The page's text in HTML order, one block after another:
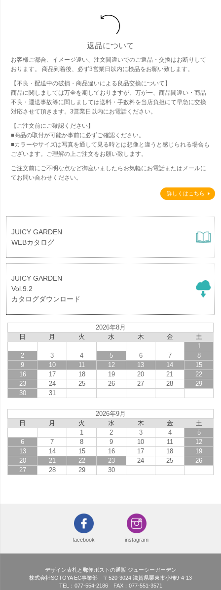
返品について
お客様ご都合、イメージ違い、注文間違いでのご返品・交換はお断りして
おります。 商品到着後、必ず3営業日以内に検品をお願い致します。
【不良・配送中の破損・商品違いによる良品交換について】
商品に関しましては万全を期しておりますが、万が一、商品間違い・商品
不良・運送事故等に関しましては送料・手数料を当店負担にて早急に交換
対応させて頂きます。3営業日以内にお電話ください。
【ご注文前にご確認ください】
■商品の取付が可能か事前に必ずご確認ください。
■カラーやサイズは写真を通して見る時とは想像と違うと感じられる場合も
ございます。ご理解の上ご注文をお願い致します。
ご注文前にご不明な点など御座いましたらお気軽にお電話またはメールに
てお問い合わせください。
詳しくはこちら
JUICY GARDEN
WEBカタログ
JUICY GARDEN
Vol.9.2
カタログダウンロード
2026年8月
日
月 火 水 木 金
土
1
2
3 4 5 6 7
8
9
10 11 12 13 14
15
16
17 18 19 20 21
22
23
24 25 26 27 28
29
30
31
2026年9月
日
月 火 水 木 金
土
1
2 3 4
5
6
7 8 9 10 11
12
13
14 15 16 17 18
19
20
21 22 23 24 25
26
27
28 29 30
facebook instagram
デザイン表札と郵便ポストの通販 ジューシーガーデン
株式会社SOTOYA EC事業部 〒520-3024 滋賀県栗東市小柿9-4-13
TEL：077-554-2186 FAX：077-551-3571